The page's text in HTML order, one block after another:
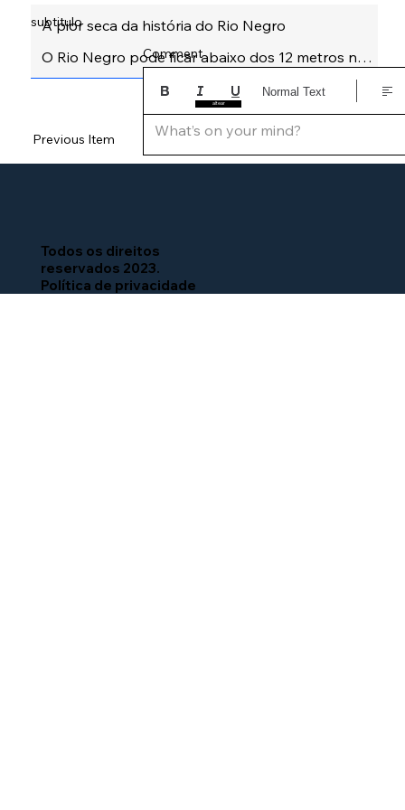
Next Item
Previous Item
subtitulo
Comment
What’s on your mind?
Normal Text
altear
Todos os direitos
reservados 2023.
Política de privacidade